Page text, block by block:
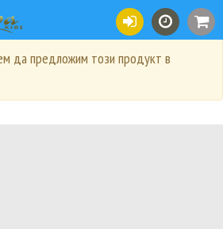
да предложим този продукт в